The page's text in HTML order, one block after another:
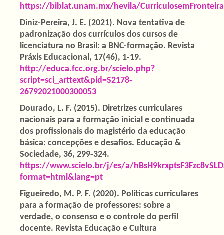
https://biblat.unam.mx/hevila/
Diniz-Pereira, J. E. (2021). Nova tentativa de
padronização dos currículos dos cursos de
licenciatura no Brasil: a BNC-formação. Revista
Práxis Educacional, 17(46), 1-19.
http://educa.fcc.org.br/scielo.php?
script=sci_arttext&pid=S2178-
26792021000300053
Dourado, L. F. (2015). Diretrizes curriculares
nacionais para a formação inicial e continuada
dos profissionais do magistério da educação
básica: concepções e desafios. Educação &
Sociedade, 36, 299-324.
https://www.scielo.br/j/es/a/
format=html&lang=pt
Figueiredo, M. P. F. (2020). Políticas curriculares
para a formação de professores: sobre a
verdade, o consenso e o controle do perfil
docente. Revista Educação e Cultura